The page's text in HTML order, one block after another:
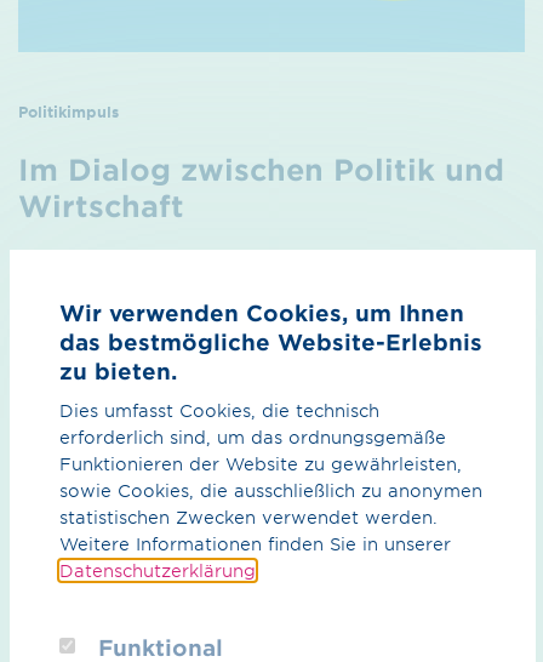
Politikimpuls
Im Dialog zwischen Politik und
Wirtschaft
Der Politikimpuls ist ein wichtiger Teil unserer
energiepolitischen Debatte zu leisten. Lesen Sie unsere
Ausgaben oder melden sich für den Politikimpuls-
Newsletter an.
mehr erfahren
Was können wir für Sie tun?
Wir verwenden Cookies, um Ihnen
das bestmögliche Website-Erlebnis
zu bieten.
Dies umfasst Cookies, die technisch
erforderlich sind, um das ordnungsgemäße
Funktionieren der Website zu gewährleisten,
sowie Cookies, die ausschließlich zu anonymen
statistischen Zwecken verwendet werden.
Weitere Informationen finden Sie in unserer
Datenschutzerklärung
Funktional